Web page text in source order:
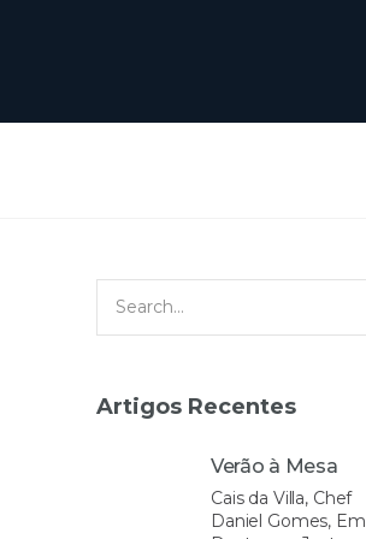
for:
Artigos Recentes
Verão à Mesa
Cais da Villa, Chef
Daniel Gomes, Em